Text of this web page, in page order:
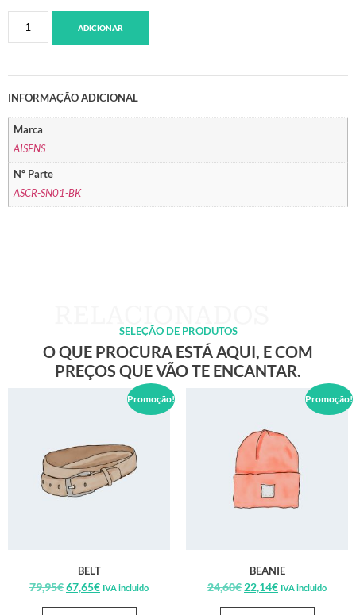
ADICIONAR
INFORMAÇÃO ADICIONAL
Marca
AISENS
Nº Parte
ASCR-SN01-BK
SELEÇÃO DE PRODUTOS
O QUE PROCURA ESTÁ AQUI, E COM
PREÇOS QUE VÃO TE ENCANTAR.
Promoção!
BELT
79,95€67,65€ IVA incluido
Promoção!
BEANIE
24,60€ 22,14€ IVA incluido